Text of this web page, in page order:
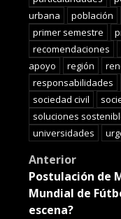
urbana
población
primer semestre
recomendaciones
apoyo
región
responsabilidades
sociedad civil
soluciones
universidades
Post
Anterior
Postulación de
Mundial de
escena?